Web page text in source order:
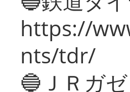
https://
nts/tdr/
🔵ＪＲガ